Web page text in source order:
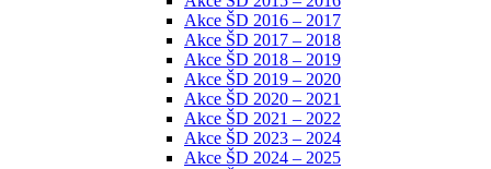
Akce ŠD 2016 – 2017
Akce ŠD 2017 – 2018
Akce ŠD 2018 – 2019
Akce ŠD 2019 – 2020
Akce ŠD 2020 – 2021
Akce ŠD 2021 – 2022
Akce ŠD 2023 – 2024
Akce ŠD 2024 – 2025